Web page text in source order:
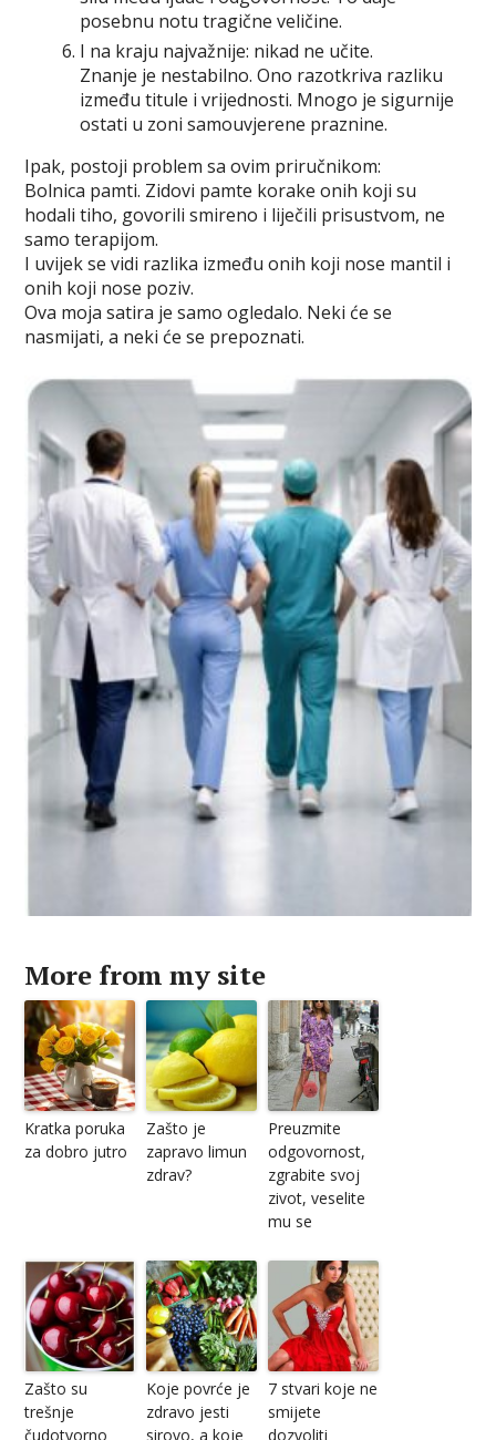
posebnu notu tragične veličine.
I na kraju najvažnije: nikad ne učite.
Znanje je nestabilno. Ono razotkriva razliku
između titule i vrijednosti. Mnogo je sigurnije
ostati u zoni samouvjerene praznine.
Ipak, postoji problem sa ovim priručnikom:
Bolnica pamti. Zidovi pamte korake onih koji su
hodali tiho, govorili smireno i liječili prisustvom, ne
samo terapijom.
I uvijek se vidi razlika između onih koji nose mantil i
onih koji nose poziv.
Ova moja satira je samo ogledalo. Neki će se
nasmijati, a neki će se prepoznati.
More from my site
Kratka poruka
za dobro jutro
Zašto je
zapravo limun
zdrav?
Preuzmite
odgovornost,
zgrabite svoj
zivot, veselite
mu se
Zašto su
trešnje
čudotvorno
Koje povrće je
zdravo jesti
sirovo, a koje
7 stvari koje ne
smijete
dozvoliti